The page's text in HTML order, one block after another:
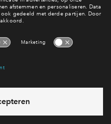
antwoord? Bel ons op
we vanaf